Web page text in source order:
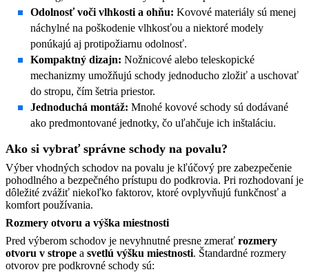
Odolnosť voči vlhkosti a ohňu: Kovové materiály sú menej
náchylné na poškodenie vlhkosťou a niektoré modely
ponúkajú aj protipožiarnu odolnosť.
Kompaktný dizajn: Nožnicové alebo teleskopické
mechanizmy umožňujú schody jednoducho zložiť a uschovať
do stropu, čím šetria priestor.
Jednoduchá montáž: Mnohé kovové schody sú dodávané
ako predmontované jednotky, čo uľahčuje ich inštaláciu.​
Ako si vybrať správne schody na povalu?
Výber vhodných schodov na povalu je kľúčový pre zabezpečenie
pohodlného a bezpečného prístupu do podkrovia. Pri rozhodovaní je
dôležité zvážiť niekoľko faktorov, ktoré ovplyvňujú funkčnosť a
komfort používania.
Rozmery otvoru a výška miestnosti
Pred výberom schodov je nevyhnutné presne zmerať rozmery
otvoru v strope a svetlú výšku miestnosti. Štandardné rozmery
otvorov pre podkrovné schody sú: